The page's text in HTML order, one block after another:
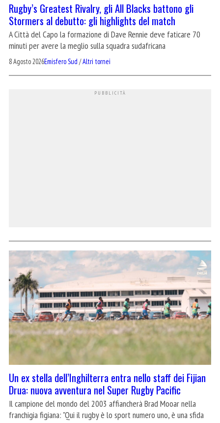
Rugby’s Greatest Rivalry, gli All Blacks battono gli
Stormers al debutto: gli highlights del match
A Città del Capo la formazione di Dave Rennie deve faticare 70
minuti per avere la meglio sulla squadra sudafricana
8 Agosto 2026Emisfero Sud /Altri tornei
Un ex stella dell’Inghilterra entra nello staff dei Fijian
Drua: nuova avventura nel Super Rugby Pacific
Il campione del mondo del 2003 affiancherà Brad Mooar nella
franchigia figiana: "Qui il rugby è lo sport numero uno, è una sfida